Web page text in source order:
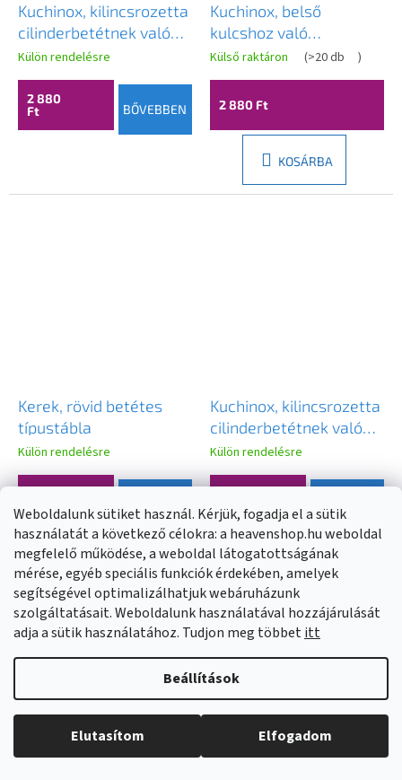
Weboldalunk sütiket használ. Kérjük, fogadja el a sütik
használatát a következő célokra: a heavenshop.hu weboldal
megfelelő működése, a weboldal látogatottságának
mérése, egyéb speciális funkciók érdekében, amelyek
segítségével optimalizálhatjuk webáruházunk
szolgáltatásait. Weboldalunk használatával hozzájárulását
adja a sütik használatához. Tudjon meg többetitt
Beállítások
Elutasítom Elfogadom
Kuchinox, kilincsrozetta
cilinderbetétnek való
furattal, matt fekete,
LAV-LO4_902R
Külön rendelésre
2 880
Ft
BŐVEBBEN
Kuchinox, belső
kulcshoz való
kilincsrozetta, matt
fekete, LAV-LO4_901R
Külső raktáron (>20 db )
2 880 Ft
KOSÁRBA
Kerek, rövid betétes
típustábla
Külön rendelésre
Kuchinox, kilincsrozetta
cilinderbetétnek való
furattal, fényes arany,
LAV-LO1_G02A
Külön rendelésre
Ft